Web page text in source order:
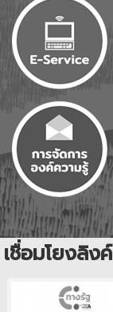
เชื่อมโยงลิงค์